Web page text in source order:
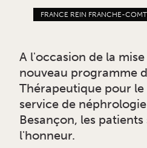
FRANCE REIN FRANCHE-
A l'occasion de la
nouveau programme
Thérapeutique pour
service de
Besançon, les patients
l'honneur.